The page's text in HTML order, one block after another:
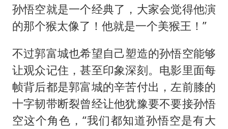
孙悟空就是一个经典了，大家会觉得他演
的那个猴太像了！他就是一个美猴王！”
不过郭富城也希望自己塑造的孙悟空能够
让观众记住，甚至印象深刻。电影里面每
帧背后都是郭富城的辛苦付出，左前膝的
十字韧带断裂曾经让他犹豫要不要接孙悟
空这个角色，“我们都知道孙悟空是有大